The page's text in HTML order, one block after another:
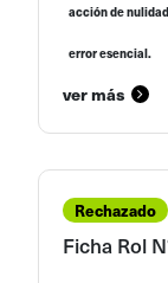
acción de
error esencial.
ver más
Rechazado
Ficha Rol